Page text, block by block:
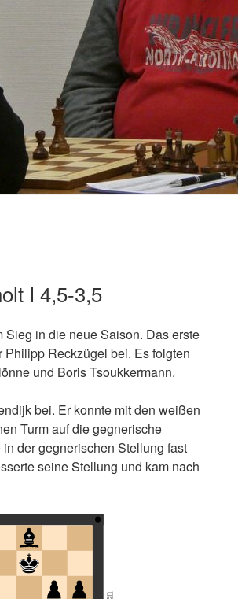
I 4,5-3,5
Sieg in die neue Saison. Das erste
Philipp Reckzügel bei. Es folgten
und Boris Tsoukkermann.
bei. Er konnte mit den weißen
Turm auf die gegnerische
der gegnerischen Stellung fast
seine Stellung und kam nach